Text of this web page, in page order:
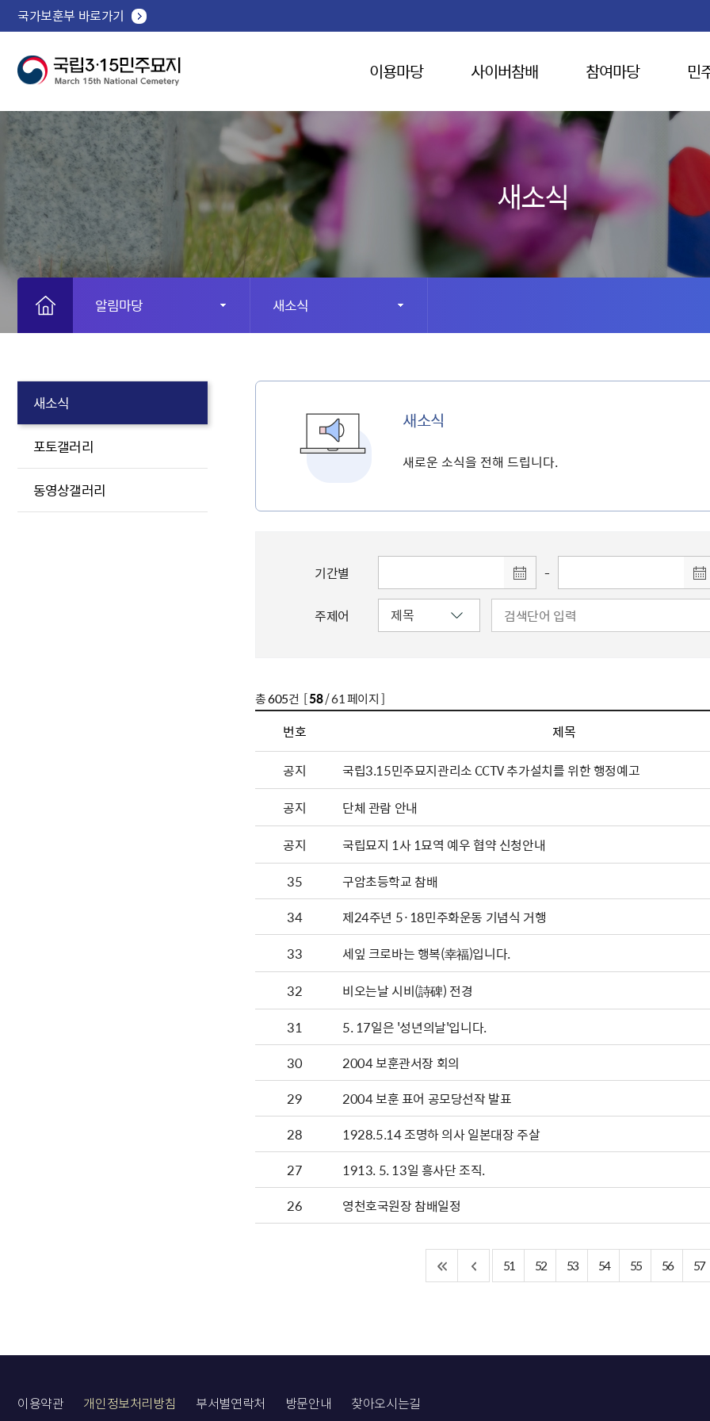
국가보훈부 바로가기
이용마당 사이버참배 참여마당 민
새소식
알림마당 새소식
새소식
포토갤러리
동영상갤러리
새소식
새로운 소식을 전해 드립니다.
기간별 -
주제어
총605건 [58/ 61 페이지 ]
번호 제목
공지
국립3.15민주묘지관리소 CCTV 추가설치를 위한 행정예고
공지
단체 관람 안내
공지
국립묘지 1사 1묘역 예우 협약 신청안내
35
구암초등학교 참배
34
제24주년 5·18민주화운동 기념식 거행
33
세잎 크로바는 행복(幸福)입니다.
32
비오는날 시비(詩碑) 전경
31
5. 17일은 '성년의날'입니다.
30
2004 보훈관서장 회의
29
2004 보훈 표어 공모당선작 발표
28
1928.5.14 조명하 의사 일본대장 주살
27
1913. 5. 13일 흥사단 조직.
26
영천호국원장 참배일정
51 52 53 54 55 56 57
이용약관 개인정보처리방침 부서별연락처 방문안내 찾아오시는길